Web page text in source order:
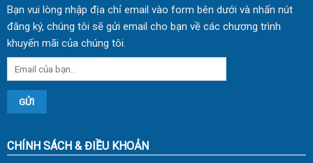
Bạn vui lòng nhập địa chỉ email vào form bên dưới và nhấn nút
đăng ký, chúng tôi sẽ gửi email cho bạn về các chương trình
khuyến mãi của chúng tôi.
CHÍNH SÁCH & ĐIỀU KHOẢN